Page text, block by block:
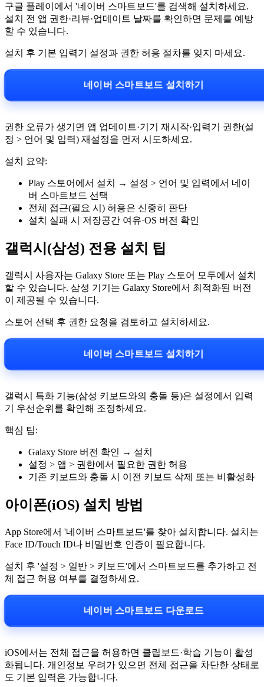
구글 플레이에서 '네이버 스마트보드'를 검색해 설치하세요.
설치 전 앱 권한·리뷰·업데이트 날짜를 확인하면 문제를 예방
할 수 있습니다.
설치 후 기본 입력기 설정과 권한 허용 절차를 잊지 마세요.
네이버 스마트보드 설치하기
권한 오류가 생기면 앱 업데이트·기기 재시작·입력기 권한(설
정 > 언어 및 입력) 재설정을 먼저 시도하세요.
설치 요약:
Play 스토어에서 설치 → 설정 > 언어 및 입력에서 네이
버 스마트보드 선택
전체 접근(필요 시) 허용은 신중히 판단
설치 실패 시 저장공간 여유·OS 버전 확인
갤럭시(삼성) 전용 설치 팁
갤럭시 사용자는 Galaxy Store 또는 Play 스토어 모두에서 설치
할 수 있습니다. 삼성 기기는 Galaxy Store에서 최적화된 버전
이 제공될 수 있습니다.
스토어 선택 후 권한 요청을 검토하고 설치하세요.
네이버 스마트보드 설치하기
갤럭시 특화 기능(삼성 키보드와의 충돌 등)은 설정에서 입력
기 우선순위를 확인해 조정하세요.
핵심 팁:
Galaxy Store 버전 확인 → 설치
설정 > 앱 > 권한에서 필요한 권한 허용
기존 키보드와 충돌 시 이전 키보드 삭제 또는 비활성화
아이폰(iOS) 설치 방법
App Store에서 '네이버 스마트보드'를 찾아 설치합니다. 설치는
Face ID/Touch ID나 비밀번호 인증이 필요합니다.
설치 후 '설정 > 일반 > 키보드'에서 스마트보드를 추가하고 전
체 접근 허용 여부를 결정하세요.
네이버 스마트보드 다운로드
iOS에서는 전체 접근을 허용하면 클립보드·학습 기능이 활성
화됩니다. 개인정보 우려가 있으면 전체 접근을 차단한 상태로
도 기본 입력은 가능합니다.